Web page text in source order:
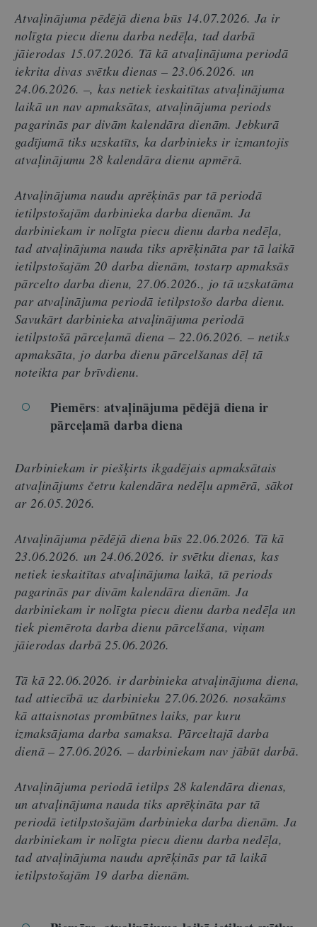
Atvaļinājuma pēdējā diena būs 14.07.2026. Ja ir
nolīgta piecu dienu darba nedēļa, tad darbā
jāierodas 15.07.2026. Tā kā atvaļinājuma periodā
iekrita divas svētku dienas – 23.06.2026. un
24.06.2026. –, kas netiek ieskaitītas atvaļinājuma
laikā un nav apmaksātas, atvaļinājuma periods
pagarinās par divām kalendāra dienām. Jebkurā
gadījumā tiks uzskatīts, ka darbinieks ir izmantojis
atvaļinājumu 28 kalendāra dienu apmērā.
Atvaļinājuma naudu aprēķinās par tā periodā
ietilpstošajām darbinieka darba dienām. Ja
darbiniekam ir nolīgta piecu dienu darba nedēļa,
tad atvaļinājuma nauda tiks aprēķināta par tā laikā
ietilpstošajām 20 darba dienām, tostarp apmaksās
pārcelto darba dienu, 27.06.2026., jo tā uzskatāma
par atvaļinājuma periodā ietilpstošo darba dienu.
Savukārt darbinieka atvaļinājuma periodā
ietilpstošā pārceļamā diena – 22.06.2026. – netiks
apmaksāta, jo darba dienu pārcelšanas dēļ tā
noteikta par brīvdienu.
Piemērs: atvaļinājuma pēdējā diena ir
pārceļamā darba diena
Darbiniekam ir piešķirts ikgadējais apmaksātais
atvaļinājums četru kalendāra nedēļu apmērā, sākot
ar 26.05.2026.
Atvaļinājuma pēdējā diena būs 22.06.2026. Tā kā
23.06.2026. un 24.06.2026. ir svētku dienas, kas
netiek ieskaitītas atvaļinājuma laikā, tā periods
pagarinās par divām kalendāra dienām. Ja
darbiniekam ir nolīgta piecu dienu darba nedēļa un
tiek piemērota darba dienu pārcelšana, viņam
jāierodas darbā 25.06.2026.
Tā kā 22.06.2026. ir darbinieka atvaļinājuma diena,
tad attiecībā uz darbinieku 27.06.2026. nosakāms
kā attaisnotas prombūtnes laiks, par kuru
izmaksājama darba samaksa. Pārceltajā darba
dienā – 27.06.2026. – darbiniekam nav jābūt darbā.
Atvaļinājuma periodā ietilps 28 kalendāra dienas,
un atvaļinājuma nauda tiks aprēķināta par tā
periodā ietilpstošajām darbinieka darba dienām. Ja
darbiniekam ir nolīgta piecu dienu darba nedēļa,
tad atvaļinājuma naudu aprēķinās par tā laikā
ietilpstošajām 19 darba dienām.